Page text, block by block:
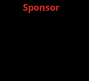
Sponsor